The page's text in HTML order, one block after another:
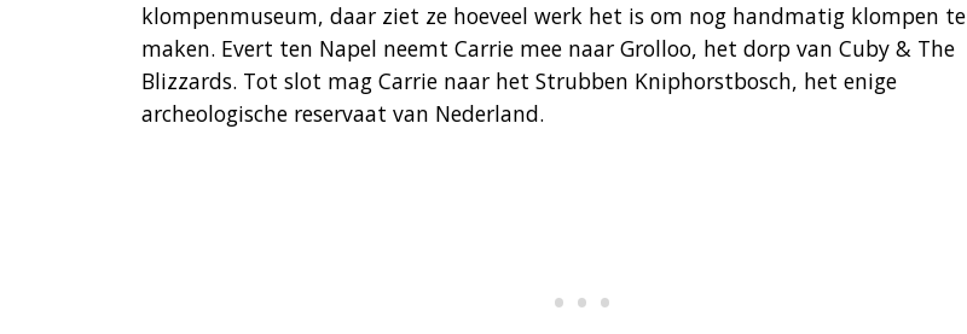
klompenmuseum, daar ziet ze hoeveel werk het is om nog handmatig klompen te
maken. Evert ten Napel neemt Carrie mee naar Grolloo, het dorp van Cuby & The
Blizzards. Tot slot mag Carrie naar het Strubben Kniphorstbosch, het enige
archeologische reservaat van Nederland.